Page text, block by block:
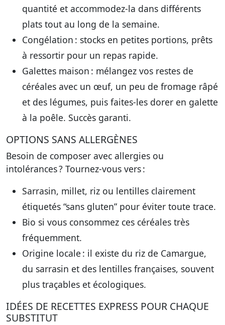
quantité et accommodez-la dans différents
plats tout au long de la semaine.
Congélation : stocks en petites portions, prêts
à ressortir pour un repas rapide.
Galettes maison : mélangez vos restes de
céréales avec un œuf, un peu de fromage râpé
et des légumes, puis faites-les dorer en galette
à la poêle. Succès garanti.
OPTIONS SANS ALLERGÈNES
Besoin de composer avec allergies ou
intolérances ? Tournez-vous vers :
Sarrasin, millet, riz ou lentilles clairement
étiquetés “sans gluten” pour éviter toute trace.
Bio si vous consommez ces céréales très
fréquemment.
Origine locale : il existe du riz de Camargue,
du sarrasin et des lentilles françaises, souvent
plus traçables et écologiques.
IDÉES DE RECETTES EXPRESS POUR CHAQUE
SUBSTITUT